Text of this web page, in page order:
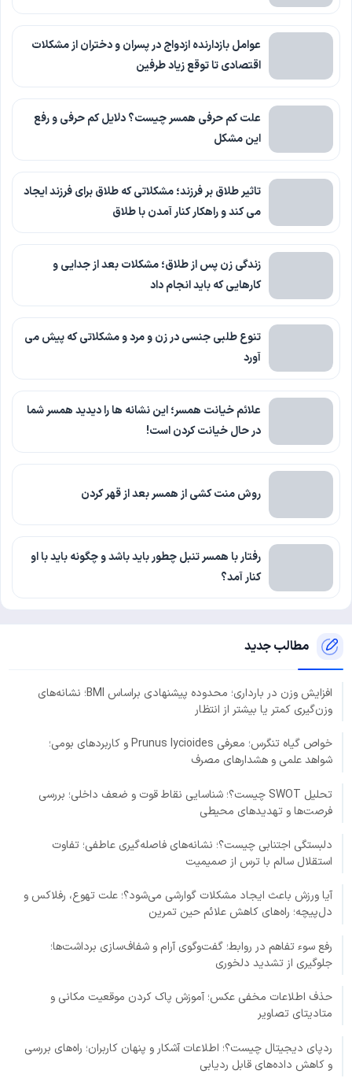
عوامل بازدارنده ازدواج در پسران و دختران از مشکلات
اقتصادی تا توقع زیاد طرفین
علت کم حرفی همسر چیست؟ دلایل کم حرفی و رفع
این مشکل
تاثیر طلاق بر فرزند؛ مشکلاتی که طلاق برای فرزند ایجاد
می کند و راهکار کنار آمدن با طلاق
زندگی زن پس از طلاق؛ مشکلات بعد از جدایی و
کارهایی که باید انجام داد
تنوع طلبی جنسی در زن و مرد و مشکلاتی که پیش می
آورد
علائم خیانت همسر؛ این نشانه ها را دیدید همسر شما
در حال خیانت کردن است!
روش منت کشی از همسر بعد از قهر کردن
رفتار با همسر تنبل چطور باید باشد و چگونه باید با او
کنار آمد؟
مطالب جدید
افزایش وزن در بارداری؛ محدوده پیشنهادی براساس BMI؛ نشانه‌های
وزن‌گیری کمتر یا بیشتر از انتظار
خواص گیاه تنگرس؛ معرفی Prunus lycioides و کاربردهای بومی؛
شواهد علمی و هشدارهای مصرف
تحلیل SWOT چیست؟؛ شناسایی نقاط قوت و ضعف داخلی؛ بررسی
فرصت‌ها و تهدیدهای محیطی
دلبستگی اجتنابی چیست؟؛ نشانه‌های فاصله‌گیری عاطفی؛ تفاوت
استقلال سالم با ترس از صمیمیت
آیا ورزش باعث ایجاد مشکلات گوارشی می‌شود؟؛ علت تهوع، رفلاکس و
دل‌پیچه؛ راه‌های کاهش علائم حین تمرین
رفع سوء تفاهم در روابط؛ گفت‌وگوی آرام و شفاف‌سازی برداشت‌ها؛
جلوگیری از تشدید دلخوری
حذف اطلاعات مخفی عکس؛ آموزش پاک کردن موقعیت مکانی و
متادیتای تصاویر
ردپای دیجیتال چیست؟؛ اطلاعات آشکار و پنهان کاربران؛ راه‌های بررسی
و کاهش داده‌های قابل ردیابی